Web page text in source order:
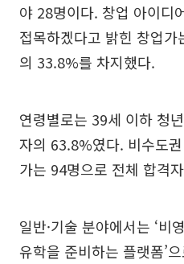
야 28명이다. 창업 아이디
접목하겠다고 밝힌 창업
의 33.8%를 차지했다.
연령별로는 39세 이하 청
자의 63.8%였다. 비수도
가는 94명으로 전체 합격
일반·기술 분야에서는 ‘비
유학을 준비하는 플랫폼’